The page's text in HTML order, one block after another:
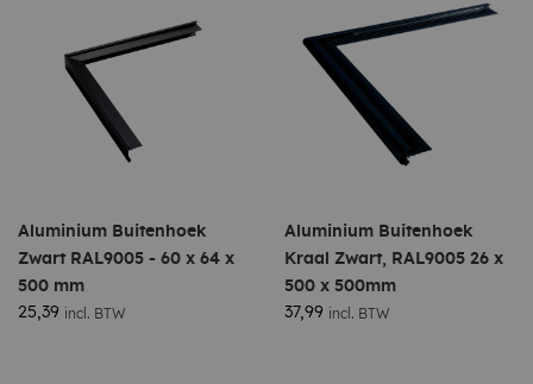
Aluminium Buitenhoek
Zwart RAL9005 - 60 x 64 x
500 mm
25,39 incl. BTW
Aluminium Buitenhoek
Kraal Zwart, RAL9005 26 x
500 x 500mm
37,99 incl. BTW